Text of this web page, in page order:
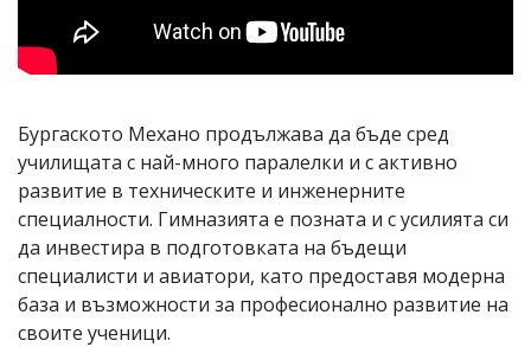
Бургаското Механо продължава да бъде сред
училищата с най-много паралелки и с активно
развитие в техническите и инженерните
специалности. Гимназията е позната и с усилията си
да инвестира в подготовката на бъдещи
специалисти и авиатори, като предоставя модерна
база и възможности за професионално развитие на
своите ученици.